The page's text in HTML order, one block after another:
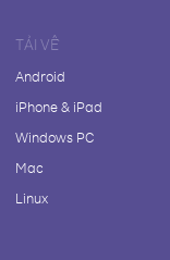
TẢI VỀ
Android
iPhone & iPad
Windows PC
Mac
Linux